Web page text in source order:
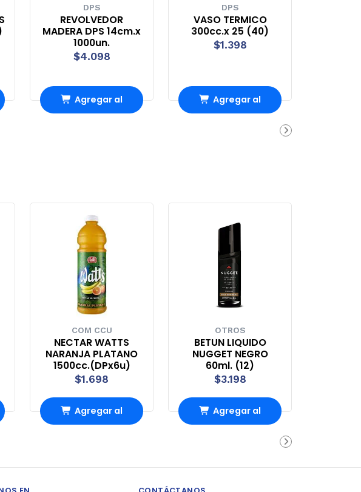
DPS
REVOLVEDOR
MADERA DPS 14cm.x
1000un.
$4.098
Agregar al
DPS
VASO TERMICO
300cc.x 25 (40)
$1.398
Agregar al
COM CCU
NECTAR WATTS
NARANJA PLATANO
1500cc.(DPx6u)
$1.698
Agregar al
OTROS
BETUN LIQUIDO
NUGGET NEGRO
60ml. (12)
$3.198
Agregar al